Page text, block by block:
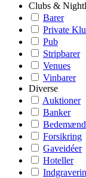
Clubs &
Barer
Private
Pub
Stripbarer
Venues
Vinbarer
Diverse
Auktioner
Banker
Bedemænd
Forsikring
Gaveidéer
Hoteller